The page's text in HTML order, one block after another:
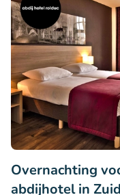
Overnachting
abdijhotel in